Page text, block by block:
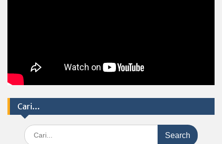
Cari…
Search
for: